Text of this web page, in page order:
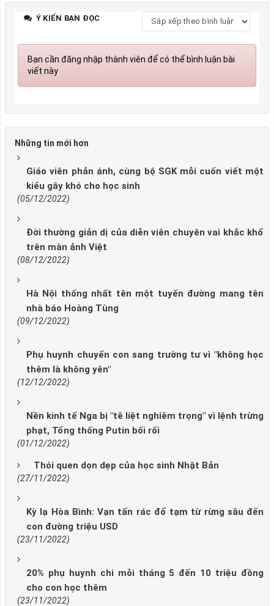
Ý KIẾN BẠN ĐỌC
Bạn cần đăng nhập thành viên để có thể bình luận bài
viết này
Những tin mới hơn
Giáo viên phản ánh, cùng bộ SGK mỗi cuốn viết một
kiểu gây khó cho học sinh
(05/12/2022)
Đời thường giản dị của diễn viên chuyên vai khắc khổ
trên màn ảnh Việt
(08/12/2022)
Hà Nội thống nhất tên một tuyến đường mang tên
nhà báo Hoàng Tùng
(09/12/2022)
​Phụ huynh chuyển con sang trường tư vì "không học
thêm là không yên"
(12/12/2022)
Nền kinh tế Nga bị "tê liệt nghiêm trọng" vì lệnh trừng
phạt, Tổng thống Putin bối rối
(01/12/2022)
Thói quen dọn dẹp của học sinh Nhật Bản
(27/11/2022)
Kỳ lạ Hòa Bình: Vạn tấn rác đổ tạm từ rừng sâu đến
con đường triệu USD
(23/11/2022)
20% phụ huynh chi mỗi tháng 5 đến 10 triệu đồng
cho con học thêm
(23/11/2022)